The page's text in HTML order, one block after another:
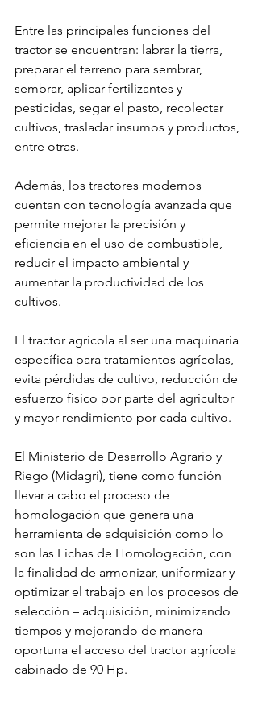
Entre las principales funciones del
tractor se encuentran: labrar la tierra,
preparar el terreno para sembrar,
sembrar, aplicar fertilizantes y
pesticidas, segar el pasto, recolectar
cultivos, trasladar insumos y productos,
entre otras.
Además, los tractores modernos
cuentan con tecnología avanzada que
permite mejorar la precisión y
eficiencia en el uso de combustible,
reducir el impacto ambiental y
aumentar la productividad de los
cultivos.
El tractor agrícola al ser una maquinaria
específica para tratamientos agrícolas,
evita pérdidas de cultivo, reducción de
esfuerzo físico por parte del agricultor
y mayor rendimiento por cada cultivo.
El Ministerio de Desarrollo Agrario y
Riego (Midagri), tiene como función
llevar a cabo el proceso de
homologación que genera una
herramienta de adquisición como lo
son las Fichas de Homologación, con
la finalidad de armonizar, uniformizar y
optimizar el trabajo en los procesos de
selección – adquisición, minimizando
tiempos y mejorando de manera
oportuna el acceso del tractor agrícola
cabinado de 90 Hp.